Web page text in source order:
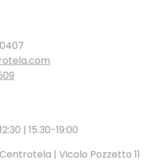
| 15.30-19:00
| Vicolo Pozzetto 11